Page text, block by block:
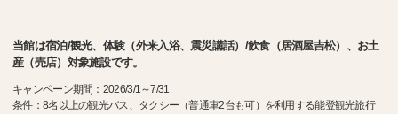
当館は宿泊/観光、体験（外来入浴、震災講話）/飲食（居酒屋吉松）、お土
産（売店）対象施設です。
キャンペーン期間：2026/3/1～7/31
条件：8名以上の観光バス、タクシー（普通車2台も可）を利用する能登観光旅行